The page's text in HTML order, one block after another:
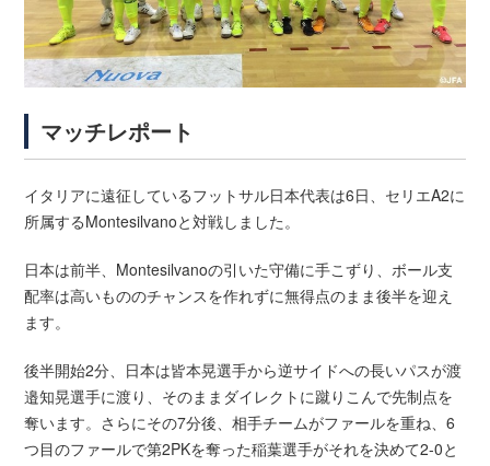
マッチレポート
イタリアに遠征しているフットサル日本代表は6日、セリエA2に
所属するMontesilvanoと対戦しました。
日本は前半、Montesilvanoの引いた守備に手こずり、ボール支
配率は高いもののチャンスを作れずに無得点のまま後半を迎え
ます。
後半開始2分、日本は皆本晃選手から逆サイドへの長いパスが渡
邉知晃選手に渡り、そのままダイレクトに蹴りこんで先制点を
奪います。さらにその7分後、相手チームがファールを重ね、6
つ目のファールで第2PKを奪った稲葉選手がそれを決めて2-0と